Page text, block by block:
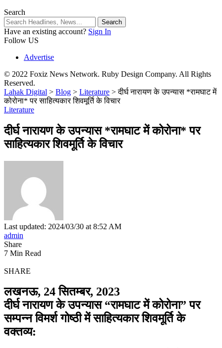
Search
Have an existing account? Sign In
Follow US
Advertise
© 2022 Foxiz News Network. Ruby Design Company. All Rights
Reserved.
Lahak Digital > Blog > Literature >दीर्घ नारायण के उपन्यास *रामघाट में
कोरोना* पर साहित्यकार शिवमूर्ति के विचार
Literature
दीर्घ नारायण के उपन्यास *रामघाट में कोरोना* पर
साहित्यकार शिवमूर्ति के विचार
Last updated: 2024/03/30 at 8:52 AM
admin
Share
7 Min Read
SHARE
लखनऊ, 24 सितम्बर, 2023
दीर्घ नारायण के उपन्यास “रामघाट में कोरोना” पर
सम्पन्न विमर्श गोष्ठी में साहित्यकार शिवमूर्ति के
वक्तव्य: